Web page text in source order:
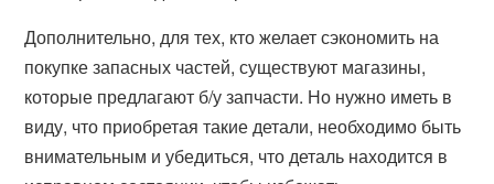
Дополнительно, для тех, кто желает сэкономить на
покупке запасных частей, существуют магазины,
которые предлагают б/у запчасти. Но нужно иметь в
виду, что приобретая такие детали, необходимо быть
внимательным и убедиться, что деталь находится в